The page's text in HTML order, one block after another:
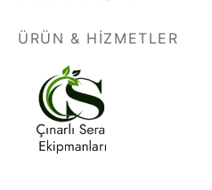
ÜRÜN & HIZMETLER